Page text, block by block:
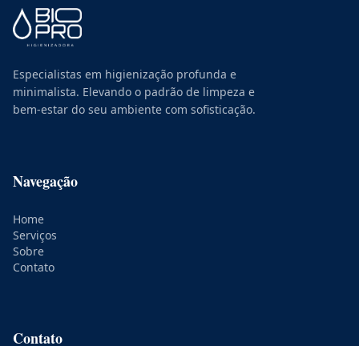
Especialistas em higienização profunda e
minimalista. Elevando o padrão de limpeza e
bem-estar do seu ambiente com sofisticação.
Navegação
Home
Serviços
Sobre
Contato
Contato